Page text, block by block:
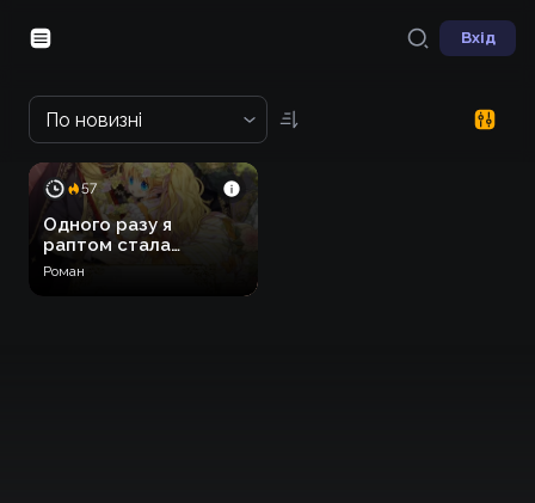
Вхід
По новизні
57
Одного разу я
раптом стала
принцесою
Роман